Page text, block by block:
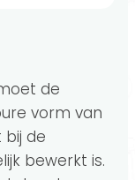
de
vorm van
de
bewerkt is.